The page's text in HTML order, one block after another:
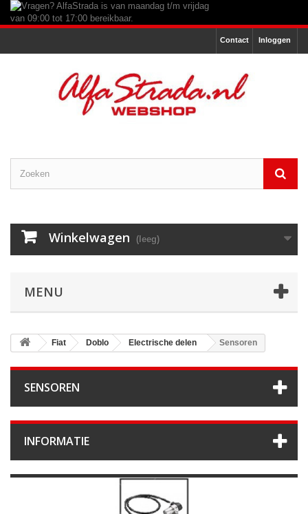
Inloggen
Contact
Winkelwagen (leeg)
MENU
Fiat Doblo Electrische delen Sensoren
SENSOREN
INFORMATIE